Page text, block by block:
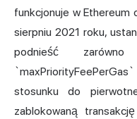
funkcjonuje w Ethereum
sierpniu 2021 roku,
podnieść
stosunku do
zablokowaną